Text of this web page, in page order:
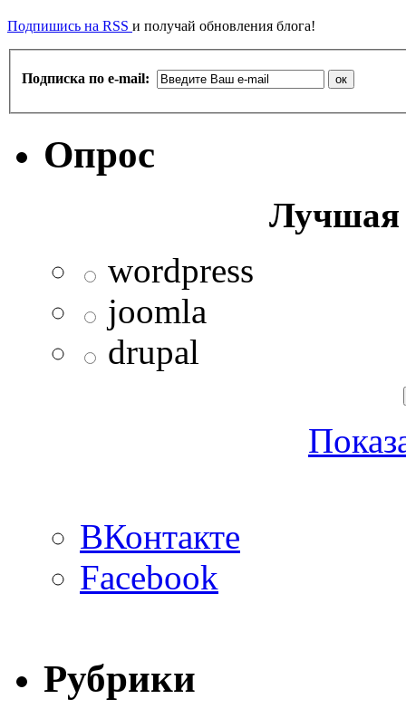
Подпишись на RSS и получай обновления блога!
Подписка по e-mail:
Опрос
Лучшая
wordpress
joomla
drupal
ВКонтакте
Facebook
Рубрики